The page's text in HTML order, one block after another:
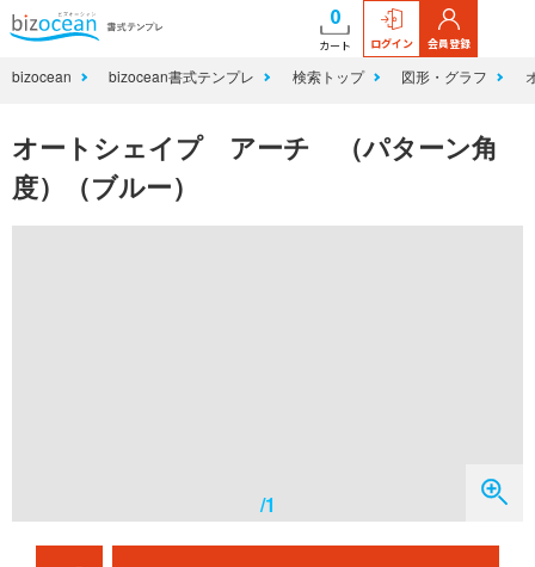
0
カート ログイン 会員登録
bizocean bizocean書式テンプレ 検索トップ 図形・グラフ
オートシェイプ アーチ （パターン角
度）（ブルー）
/1